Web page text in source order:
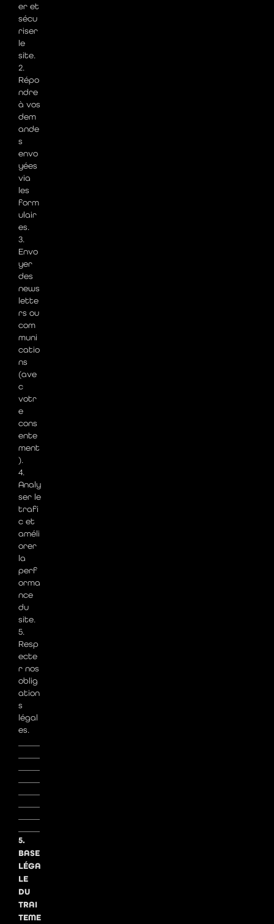
er et
sécu
riser
le
site.
2.
Répo
ndre
à vos
dem
ande
s
envo
yées
via
les
form
ulair
es.
3.
Envo
yer
des
news
lette
rs ou
com
muni
catio
ns
(ave
c
votr
e
cons
ente
ment
).
4.
Analy
ser le
trafi
c et
améli
orer
la
perf
orma
nce
du
site.
5.
Resp
ecte
r nos
oblig
ation
s
légal
es.
5.
BASE
LÉGA
LE
DU
TRAI
TEME